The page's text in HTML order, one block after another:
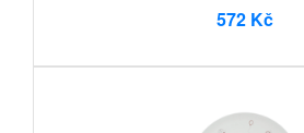
572 Kč